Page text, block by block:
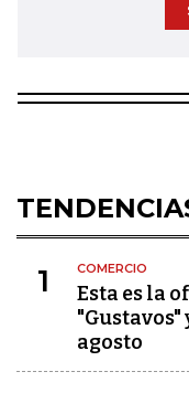
1 COMERCIO
Esta es la
"Gustavos"
agosto